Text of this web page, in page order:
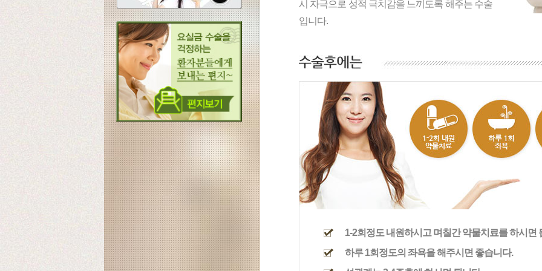
시 자극으로 성적 극치감을 느끼도록 해주는 수술
입니다.
1-2회정도 내원하시고 며칠간 약물치료를 하시면
하루 1회정도의 좌욕을 해주시면 좋습니다.